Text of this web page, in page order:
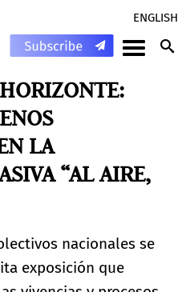
ENGLISH
LA
“AL AIRE,
nacionales se
exposición que